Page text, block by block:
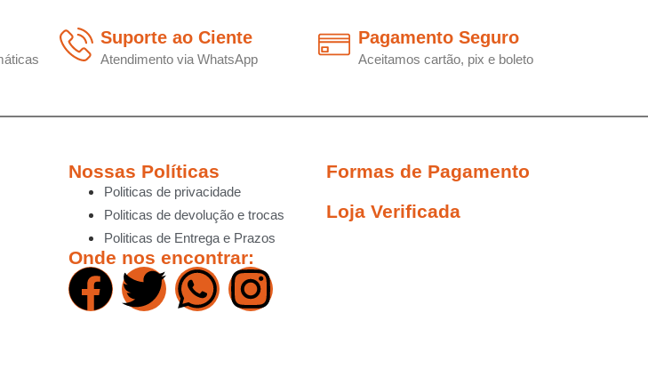
Suporte ao Ciente
Atendimento via WhatsApp
Pagamento Seguro
Aceitamos cartão, pix e boleto
Nossas Políticas
Politicas de privacidade
Politicas de devolução e trocas
Politicas de Entrega e Prazos
Onde nos encontrar:
Formas de Pagamento
Loja Verificada